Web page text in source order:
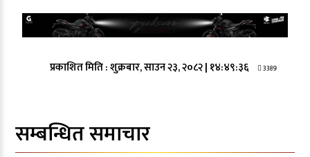
प्रकाशित मिति :शुक्रबार, साउन २३, २०८२| १४:४९:३६ 3389
सम्बन्धित समाचार